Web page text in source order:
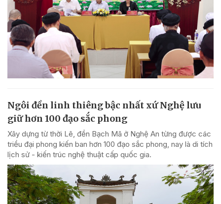
Ngôi đền linh thiêng bậc nhất xứ Nghệ lưu
giữ hơn 100 đạo sắc phong
Xây dựng từ thời Lê, đền Bạch Mã ở Nghệ An từng được các
triều đại phong kiến ban hơn 100 đạo sắc phong, nay là di tích
lịch sử - kiến trúc nghệ thuật cấp quốc gia.